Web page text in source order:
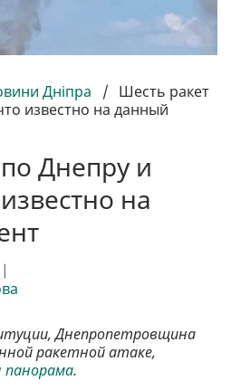
Дніпра / Шесть ракет
известно на данный
Днепру и
на
Днепропетровщина
ракетной атаке,
панорама.